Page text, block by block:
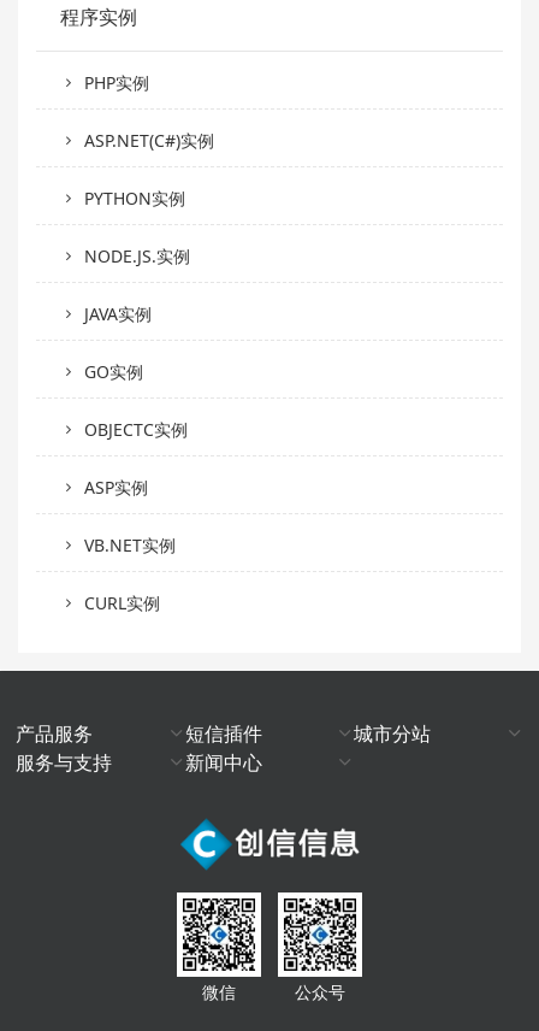
程序实例
PHP实例
ASP.NET(C#)实例
PYTHON实例
NODE.JS.实例
JAVA实例
GO实例
OBJECTC实例
ASP实例
VB.NET实例
CURL实例
产品服务 短信插件
城市分站
服务与支持
新闻中心
微信 公众号